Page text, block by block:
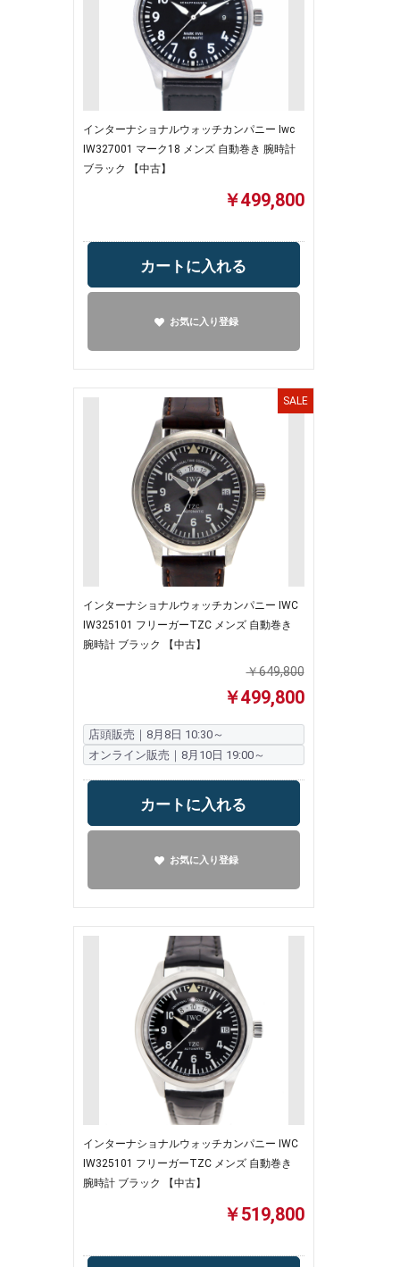
インターナショナルウォッチカンパニー Iwc
IW327001 マーク18 メンズ 自動巻き 腕時計
ブラック 【中古】
￥499,800
カートに入れる
お気に入り登録
インターナショナルウォッチカンパニー IWC
IW325101 フリーガーTZC メンズ 自動巻き
腕時計 ブラック 【中古】
￥649,800
￥499,800
店頭販売｜8月8日 10:30～
オンライン販売｜8月10日 19:00～
カートに入れる
お気に入り登録
SALE
インターナショナルウォッチカンパニー IWC
IW325101 フリーガーTZC メンズ 自動巻き
腕時計 ブラック 【中古】
￥519,800